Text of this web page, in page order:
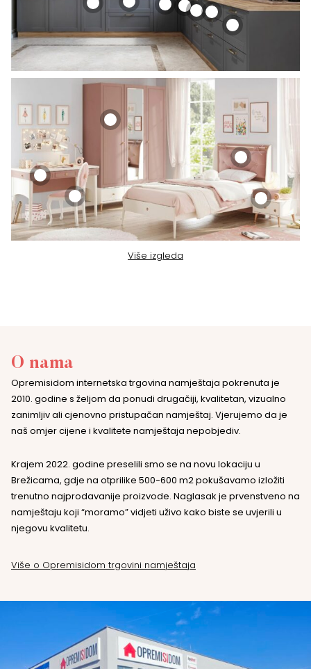
Više izgleda
O nama
Opremisidom internetska trgovina namještaja pokrenuta je
2010. godine s željom da ponudi drugačiji, kvalitetan, vizualno
zanimljiv ali cjenovno pristupačan namještaj. Vjerujemo da je
naš omjer cijene i kvalitete namještaja nepobjediv.
Krajem 2022. godine preselili smo se na novu lokaciju u
Brežicama, gdje na otprilike 500-600 m2 pokušavamo izložiti
trenutno najprodavanije proizvode. Naglasak je prvenstveno na
namještaju koji “moramo” vidjeti uživo kako biste se uvjerili u
njegovu kvalitetu.
Više o Opremisidom trgovini namještaja